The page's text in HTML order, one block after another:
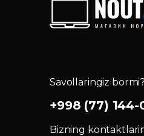
Savollaringiz
+998 (77) 144-
Bizning